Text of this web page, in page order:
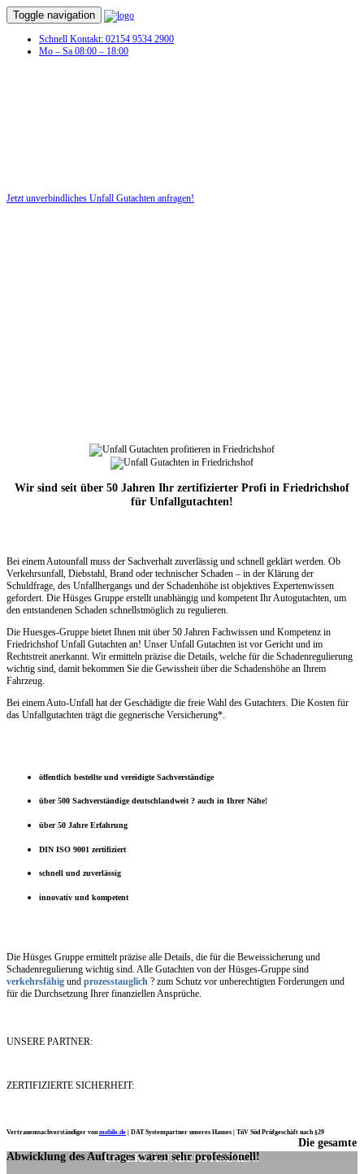
Toggle navigation
Schnell Kontakt: 02154 9534 2900
Mo – Sa 08:00 – 18:00
Jetzt unverbindliches Unfall Gutachten anfragen!
Wir sind seit über 50 Jahren Ihr zertifizierter Profi in Friedrichshof
für Unfallgutachten!
Bei einem Autounfall muss der Sachverhalt zuverlässig und schnell geklärt werden. Ob
Verkehrsunfall, Diebstahl, Brand oder technischer Schaden – in der Klärung der
Schuldfrage, des Unfallhergangs und der Schadenhöhe ist objektives Expertenwissen
gefordert. Die Hüsges Gruppe erstellt unabhängig und kompetent Ihr Autogutachten, um
den entstandenen Schaden schnellstmöglich zu regulieren.
Die Huesges-Gruppe bietet Ihnen mit über 50 Jahren Fachwissen und Kompetenz in
Friedrichshof Unfall Gutachten an! Unser Unfall Gutachten ist vor Gericht und im
Rechtstreit anerkannt. Wir ermitteln präzise die Details, welche für die Schadenregulierung
wichtig sind, damit bekommen Sie die Gewissheit über die Schadenshöhe an Ihrem
Fahrzeug.
Bei einem Auto-Unfall hat der Geschädigte die freie Wahl des Gutachters. Die Kosten für
das Unfallgutachten trägt die gegnerische Versicherung*.
öffentlich bestellte und vereidigte Sachverständige
über 500 Sachverständige deutschlandweit ? auch in Ihrer Nähe!
über 50 Jahre Erfahrung
DIN ISO 9001 zertifiziert
schnell und zuverlässig
innovativ und kompetent
Die Hüsges Gruppe ermittelt präzise alle Details, die für die Beweissicherung und
Schadenregulierung wichtig sind. Alle Gutachten von der Hüsges-Gruppe sind
verkehrsfähig und prozesstauglich ? zum Schutz vor unberechtigten Forderungen und
für die Durchsetzung Ihrer finanziellen Ansprüche.
UNSERE PARTNER:
ZERTIFIZIERTE SICHERHEIT:
Vertrauenssachverständiger vonmobile.de DAT Systempartner unseres Hauses | TüV Süd Prüfgeschäft nach §29
UNSERE KUNDENSTIMMEN:
Die gesamte
Abwicklung des Auftrages waren sehr professionell!